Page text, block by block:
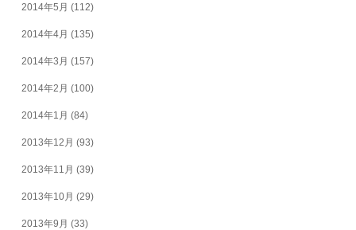
2014年5月 (112)
2014年4月 (135)
2014年3月 (157)
2014年2月 (100)
2014年1月 (84)
2013年12月 (93)
2013年11月 (39)
2013年10月 (29)
2013年9月 (33)